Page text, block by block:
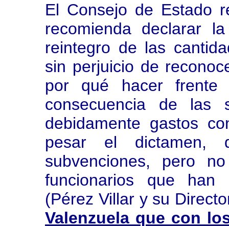
El Consejo de Estado
recomienda declarar
reintegro de las
sin perjuicio de
por qué hacer frente
consecuencia de las
debidamente gastos
pesar el dictamen,
subvenciones, pero
funcionarios que han
(Pérez Villar y su
Valenzuela que con